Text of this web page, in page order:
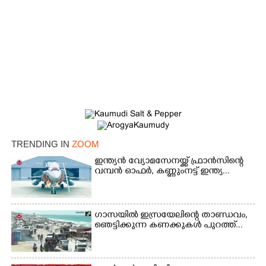
TRENDING IN ZOOM
ഇന്ത്യൻ വ്യോമസേനയ്ക്ക് ഫ്രാൻസിന്റെ
വമ്പൻ ഓഫർ, കണ്ണുംനട്ട് ഇന്ത്യ...
ഗാസയിൽ ഇസ്രയേലിന്റെ താണ്ഡവം,
ഞെട്ടിക്കുന്ന കണക്കുകൾ പുറത്ത്...
Share this link